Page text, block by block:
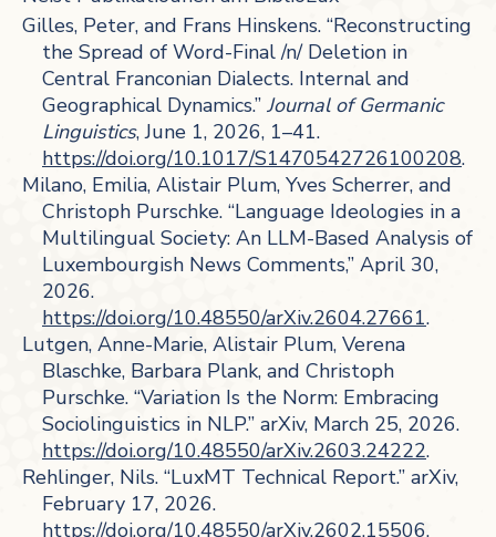
Gilles, Peter, and Frans Hinskens. “Reconstructing
the Spread of Word-Final /n/ Deletion in
Central Franconian Dialects. Internal and
Geographical Dynamics.” Journal of Germanic
Linguistics, June 1, 2026, 1–41.
https://doi.org/10.1017/S1470542726100208.
Milano, Emilia, Alistair Plum, Yves Scherrer, and
Christoph Purschke. “Language Ideologies in a
Multilingual Society: An LLM-Based Analysis of
Luxembourgish News Comments,” April 30,
2026.
https://doi.org/10.48550/arXiv.2604.27661.
Lutgen, Anne-Marie, Alistair Plum, Verena
Blaschke, Barbara Plank, and Christoph
Purschke. “Variation Is the Norm: Embracing
Sociolinguistics in NLP.” arXiv, March 25, 2026.
https://doi.org/10.48550/arXiv.2603.24222.
Rehlinger, Nils. “LuxMT Technical Report.” arXiv,
February 17, 2026.
https://doi.org/10.48550/arXiv.2602.15506.